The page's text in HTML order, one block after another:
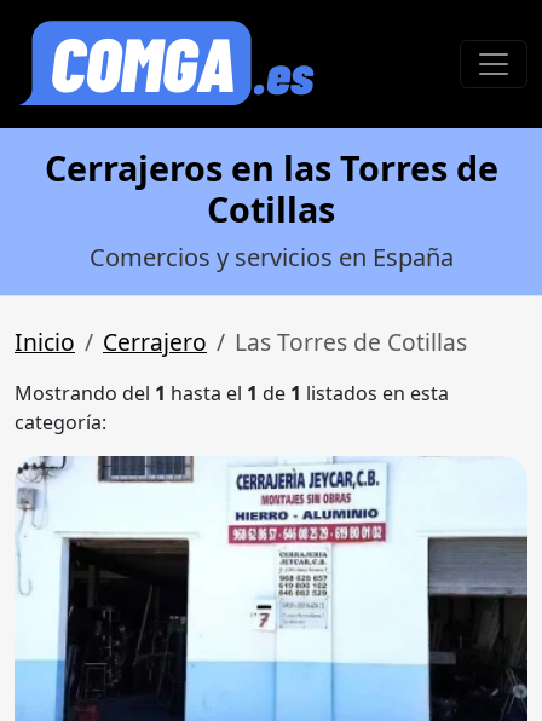
Cerrajeros en las Torres de
Cotillas
Comercios y servicios en España
Inicio Cerrajero Las Torres de Cotillas
Mostrando del 1 hasta el 1 de 1 listados en esta
categoría: